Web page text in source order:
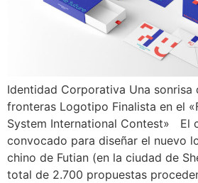
Identidad Corporativa Una sonrisa
fronteras Logotipo Finalista en el
System International Contest» El
convocado para diseñar el nuevo
chino de Futian (en la ciudad de
total de 2.700 propuestas